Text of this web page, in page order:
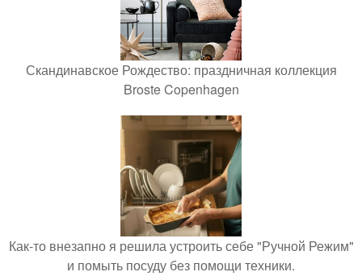
Скандинавское Рождество: праздничная коллекция
Broste Copenhagen
Как-то внезапно я решила устроить себе "Ручной Режим"
и помыть посуду без помощи техники.